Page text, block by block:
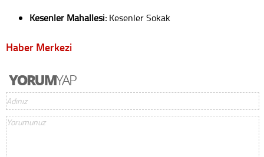
Kesenler Mahallesi: Kesenler Sokak
Haber Merkezi